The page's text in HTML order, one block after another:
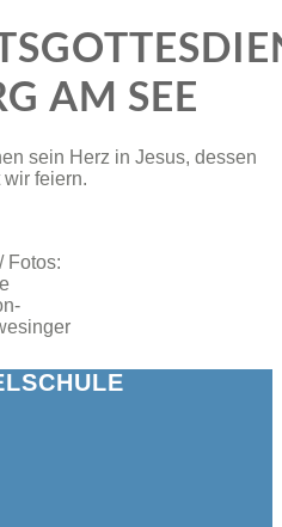
AM SEE
sein Herz in Jesus, dessen
wir feiern.
Fotos: